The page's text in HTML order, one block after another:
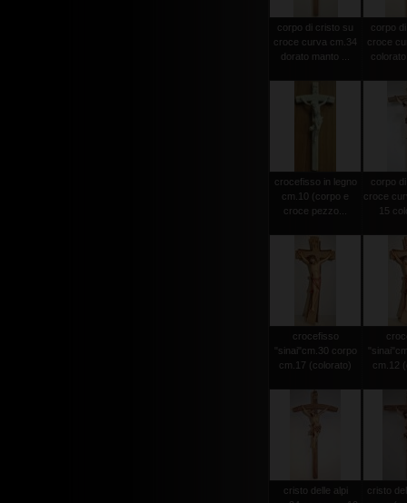
corpo di cristo su
croce curva cm.34
dorato manto ...
corpo
croce
crocefisso in legno
cm.10 (corpo e
croce pezzo...
corpo
croce
15
crocefisso
"sinai"cm.30 corpo
cm.17 (colorato)
cm.12
cristo delle alpi
cristo